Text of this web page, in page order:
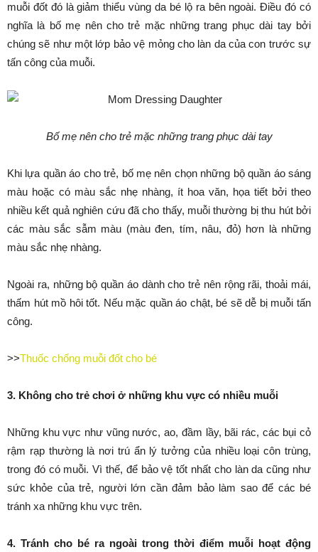
muỗi đốt đó là giảm thiểu vùng da bé lộ ra bên ngoài. Điều đó có
nghĩa là bố mẹ nên cho trẻ mặc những trang phục dài tay bởi
chúng sẽ như một lớp bảo vệ mỏng cho làn da của con trước sự
tấn công của muỗi.
Bố mẹ nên cho trẻ mặc những trang phục dài tay
Khi lựa quần áo cho trẻ, bố mẹ nên chọn những bộ quần áo sáng
màu hoặc có màu sắc nhẹ nhàng, ít hoa văn, họa tiết bởi theo
nhiều kết quả nghiên cứu đã cho thấy, muỗi thường bị thu hút bởi
các màu sắc sẫm màu (màu đen, tím, nâu, đỏ) hơn là những
màu sắc nhẹ nhàng.
Ngoài ra, những bộ quần áo dành cho trẻ nên rộng rãi, thoải mái,
thấm hút mồ hôi tốt. Nếu mặc quần áo chật, bé sẽ dễ bị muỗi tấn
công.
>>Thuốc chống muỗi đốt cho bé
3. Không cho trẻ chơi ở những khu vực có nhiều muỗi
Những khu vực như vũng nước, ao, đầm lầy, bãi rác, các bụi cỏ
rậm rạp thường là nơi trú ẩn lý tưởng của nhiều loại côn trùng,
trong đó có muỗi. Vì thế, để bảo vệ tốt nhất cho làn da cũng như
sức khỏe của trẻ, người lớn cần đảm bảo làm sao để các bé
tránh xa những khu vực trên.
4. Tránh cho bé ra ngoài trong thời điểm muỗi hoạt động